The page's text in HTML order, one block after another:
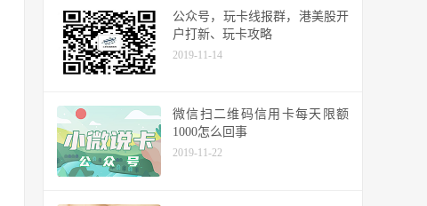
公众号，玩卡线报群，港美股开
户打新、玩卡攻略
2019-11-14
微信扫二维码信用卡每天限额
1000怎么回事
2019-11-22